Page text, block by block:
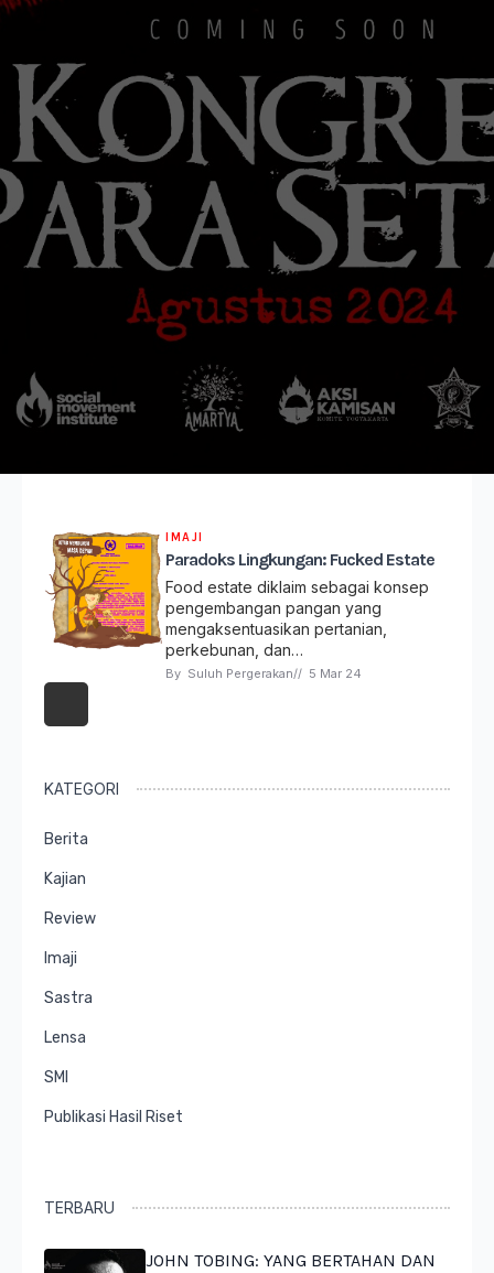
IMAJI
Paradoks Lingkungan: Fucked Estate
Food estate diklaim sebagai konsep
pengembangan pangan yang
mengaksentuasikan pertanian,
perkebunan, dan…
By Suluh Pergerakan// 5 Mar 24
KATEGORI
Berita
Kajian
Review
Imaji
Sastra
Lensa
SMI
Publikasi Hasil Riset
TERBARU
JOHN TOBING: YANG BERTAHAN DAN